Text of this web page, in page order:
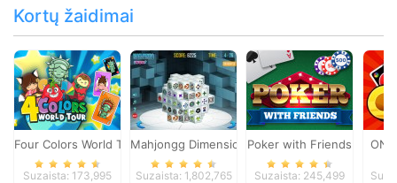
Kortų žaidimai
Four Colors World Tour
Suzaista: 173,995
Mahjongg Dimensions
Suzaista: 1,802,765
Poker with Friends
Suzaista: 245,499